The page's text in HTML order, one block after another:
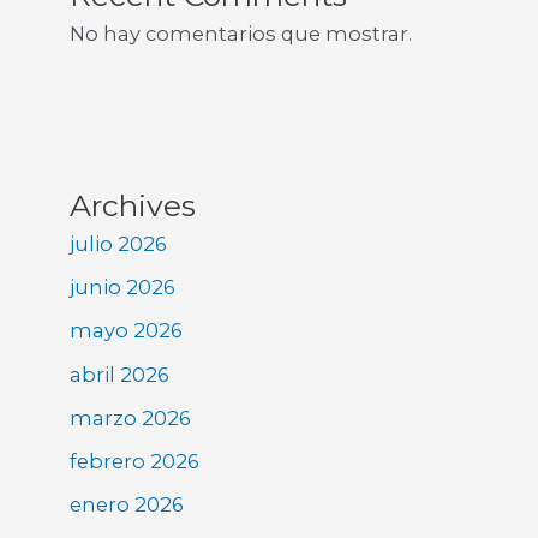
No hay comentarios que mostrar.
Archives
julio 2026
junio 2026
mayo 2026
abril 2026
marzo 2026
febrero 2026
enero 2026